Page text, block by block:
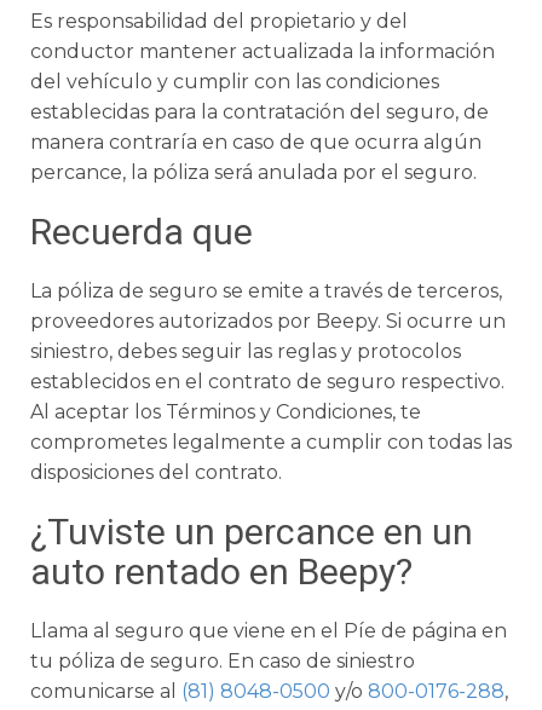
Es responsabilidad del propietario y del
conductor mantener actualizada la información
del vehículo y cumplir con las condiciones
establecidas para la contratación del seguro, de
manera contraría en caso de que ocurra algún
percance, la póliza será anulada por el seguro.
Recuerda que
La póliza de seguro se emite a través de terceros,
proveedores autorizados por Beepy. Si ocurre un
siniestro, debes seguir las reglas y protocolos
establecidos en el contrato de seguro respectivo.
Al aceptar los Términos y Condiciones, te
comprometes legalmente a cumplir con todas las
disposiciones del contrato.
¿Tuviste un percance en un
auto rentado en Beepy?
Llama al seguro que viene en el Píe de página en
tu póliza de seguro. En caso de siniestro
comunicarse al (81) 8048-0500 y/o 800-0176-288,